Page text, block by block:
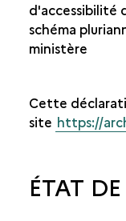
d'accessibilité
schéma
ministère
Cette
site https://
ÉTAT